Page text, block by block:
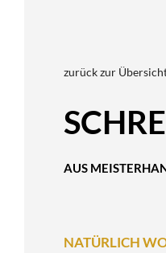
zurück zur
AUS
NATÜRLICH